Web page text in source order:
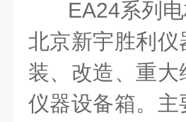
EA24系列
北京新宇胜利
装、改造、重
仪器设备箱。